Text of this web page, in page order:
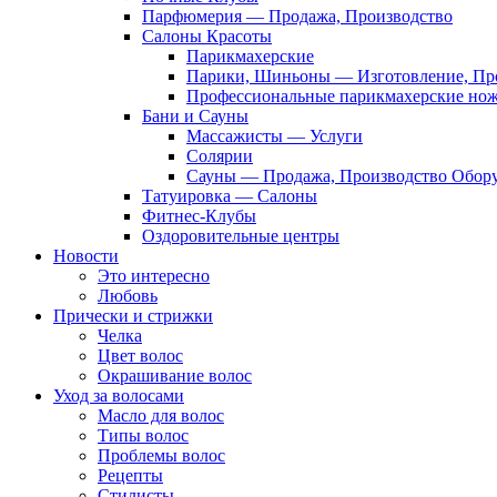
Парфюмерия — Продажа, Производство
Салоны Красоты
Парикмахерские
Парики, Шиньоны — Изготовление,
Профессиональные парикмахерские
Бани и Сауны
Массажисты — Услуги
Солярии
Сауны — Продажа, Производство
Татуировка — Салоны
Фитнес-Клубы
Оздоровительные центры
Новости
Это интересно
Любовь
Прически и стрижки
Челка
Цвет волос
Окрашивание волос
Уход за волосами
Масло для волос
Типы волос
Проблемы волос
Рецепты